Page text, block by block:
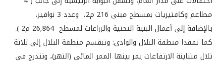
مطاعم وكافتيريات بمسطح مبنى 216 م2، وعدد 3 نوافير،
بالإضافة إلى أعمال البنية التحتية والزراعات لمسطح 26,864 م2 ).
كما تفقدا منطقة التلال والوادى: وتنقسم منطقة التلال إلى ثلاثة
تلال متباينة الارتفاعات يمر بينها الممر المائى (النهر)، وتتدرج فى